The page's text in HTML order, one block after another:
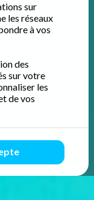
sur
les réseaux
à vos
des
sur votre
les
de vos